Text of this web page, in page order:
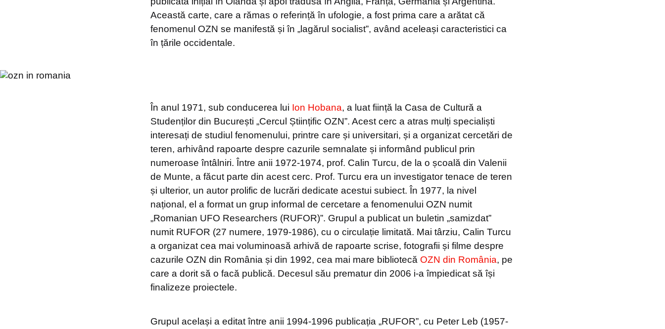
Această carte, care a rămas o referință în ufologie, a fost prima care a arătat că
fenomenul OZN se manifestă și în „lagărul socialist”, având aceleași caracteristici ca
în țările occidentale.
În anul 1971, sub conducerea lui Ion Hobana, a luat ființă la Casa de Cultură a
Studenților din București „Cercul Științific OZN”. Acest cerc a atras mulți specialiști
interesați de studiul fenomenului, printre care și universitari, și a organizat cercetări de
teren, arhivând rapoarte despre cazurile semnalate și informând publicul prin
numeroase întâlniri. Între anii 1972-1974, prof. Calin Turcu, de la o școală din Valenii
de Munte, a făcut parte din acest cerc. Prof. Turcu era un investigator tenace de teren
și ulterior, un autor prolific de lucrări dedicate acestui subiect. În 1977, la nivel
național, el a format un grup informal de cercetare a fenomenului OZN numit
„Romanian UFO Researchers (RUFOR)”. Grupul a publicat un buletin „samizdat”
numit RUFOR (27 numere, 1979-1986), cu o circulație limitată. Mai târziu, Calin Turcu
a organizat cea mai voluminoasă arhivă de rapoarte scrise, fotografii și filme despre
cazurile OZN din România și din 1992, cea mai mare bibliotecă OZN din România, pe
care a dorit să o facă publică. Decesul său prematur din 2006 i-a împiedicat să își
finalizeze proiectele.
Grupul același a editat între anii 1994-1996 publicația „RUFOR”, cu Peter Leb (1957-